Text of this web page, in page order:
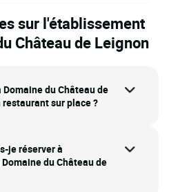
sur l'établissement
Château de Leignon
du Château de
sur place ?
je réserver à
du Château de